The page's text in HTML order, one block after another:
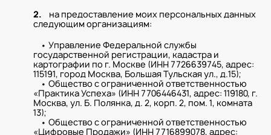
2. на предоставление моих персональных данных
следующим организациям:
• Управление Федеральной службы
государственной регистрации, кадастра и
картографии по г. Москве (ИНН 7726639745, адрес:
115191, город Москва, Большая Тульская ул., д.15);
• Общество с ограниченной ответственностью
«Практика Успеха» (ИНН 7706446431, адрес: 119180, г.
Москва, ул. Б. Полянка, д. 2, корп. 2, пом. 1, комната
13);
• Общество с ограниченной ответственностью
«Цифровые Продажи» (ИНН 7716899078, адрес: